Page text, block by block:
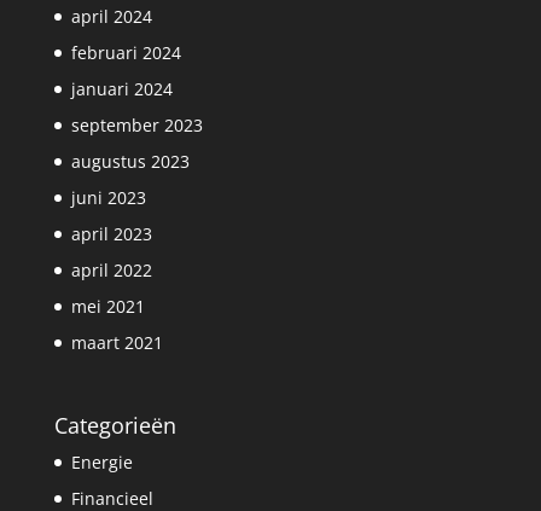
april 2024
februari 2024
januari 2024
september 2023
augustus 2023
juni 2023
april 2023
april 2022
mei 2021
maart 2021
Categorieën
Energie
Financieel